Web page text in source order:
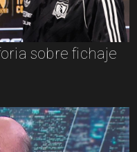
sobre fichaje